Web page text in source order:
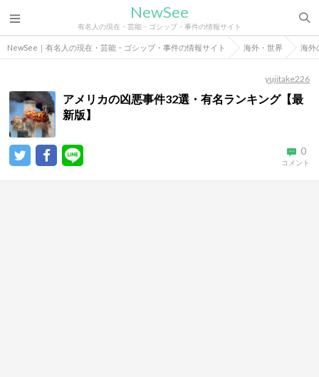
NewSee
有名人の現在・芸能・ゴシップ・事件の情報サイト
NewSee｜有名人の現在・芸能・ゴシップ・事件の情報サイト 海外・世界 海外
yujitake226
アメリカの凶悪事件32選・有名ランキング【最
新版】
0
コメント